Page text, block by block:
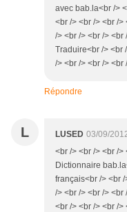
avec bab.la<br />
<br /> <br /> <br />
/> <br /> <br />
Traduire<br /> <br
/> <br /> <br /> <br
Répondre
L LUSED 03/09/
<br /> <br /> <br /
Dictionnaire
français<br /> <br
/> <br /> <br />
<br /> <br /> <br /